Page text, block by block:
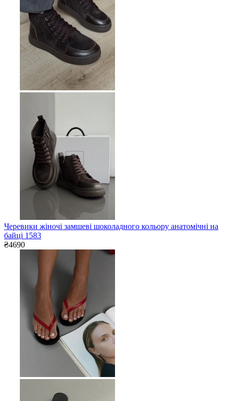
Черевики жіночі замшеві шоколадного кольору анатомічні на
байці 1583
₴4690